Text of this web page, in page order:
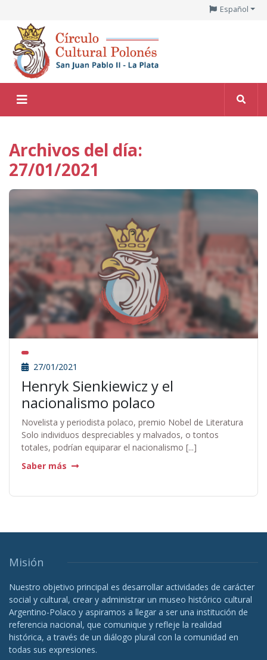
Español
Archivos del día:
27/01/2021
27/01/2021
Henryk Sienkiewicz y el
nacionalismo polaco
Novelista y periodista polaco, premio Nobel de Literatura
Solo individuos despreciables y malvados, o tontos
totales, podrían equiparar el nacionalismo [...]
Saber más
Misión
Nuestro objetivo principal es desarrollar actividades de carácter
social y cultural, crear y administrar un museo histórico cultural
Argentino-Polaco y aspiramos a llegar a ser una institución de
referencia nacional, que comunique y refleje la realidad
histórica, a través de un diálogo plural con la comunidad en
todas sus expresiones.